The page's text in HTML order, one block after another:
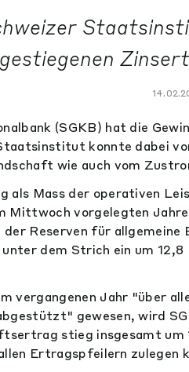
gestiegenen
(SGKB) hat die
konnte dabei
wie auch vom
als Mass der operativen
Mittwoch vorgelegten
Reserven für allgemeine
dem Strich ein um
vergangenen Jahr "über
gewesen, wird
stieg insgesamt um
Ertragspfeilern zulegen